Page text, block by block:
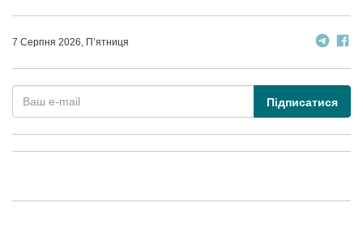
7 Серпня 2026, П’ятниця
Підписатися